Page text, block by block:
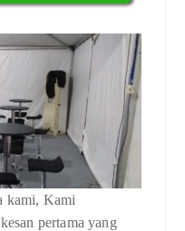
kami, Kami
pertama yang